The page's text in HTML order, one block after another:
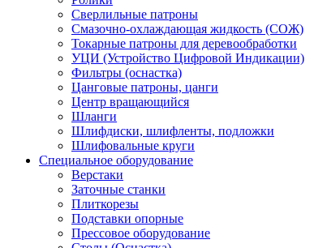
Сверлильные патроны
Смазочно-охлаждающая жидкость (СОЖ)
Токарные патроны для деревообработки
УЦИ (Устройство Цифровой Индикации)
Фильтры (оснастка)
Цанговые патроны, цанги
Центр вращающийся
Шланги
Шлифдиски, шлифленты, подложки
Шлифовальные круги
Специальное оборудование
Верстаки
Заточные станки
Плиткорезы
Подставки опорные
Прессовое оборудование